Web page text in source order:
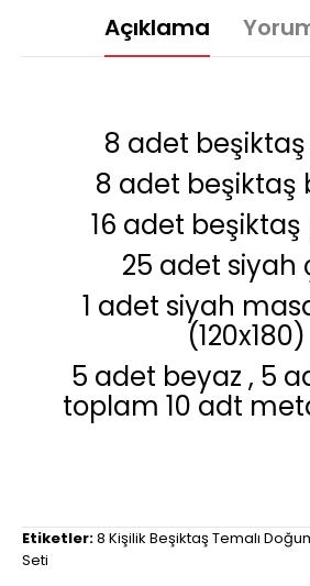
Açıklama
8 adet
8 adet beşiktaş
16 adet
25 adet siyah
1 adet siyah
(120x180)
5 adet beyaz , 5
toplam 10 adt
Etiketler:8 Kişilik Beşiktaş Temalı
Seti